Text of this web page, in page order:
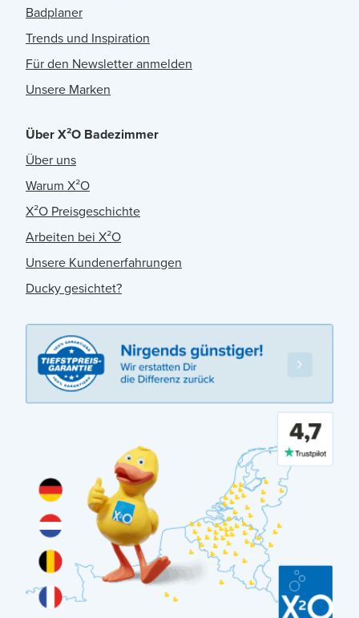
Badplaner
Trends und Inspiration
Für den Newsletter anmelden
Unsere Marken
Über X²O Badezimmer
Über uns
Warum X²O
X²O Preisgeschichte
Arbeiten bei X²O
Unsere Kundenerfahrungen
Ducky gesichtet?